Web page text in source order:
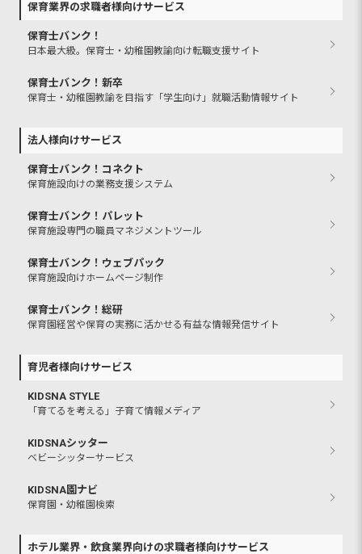
保育業界の求職者様向けサービス
保育士バンク！
日本最大級。保育士・幼稚園教諭向け転職支援サイト
保育士バンク！新卒
保育士・幼稚園教諭を目指す「学生向け」就職活動情報サイト
法人様向けサービス
保育士バンク！コネクト
保育施設向けの業務支援システム
保育士バンク！パレット
保育施設専門の職員マネジメントツール
保育士バンク！ウェブパック
保育施設向けホームページ制作
保育士バンク！総研
保育園経営や保育の実務に活かせる有益な情報発信サイト
育児者様向けサービス
KIDSNA STYLE
「育てるを考える」子育て情報メディア
KIDSNAシッター
ベビーシッターサービス
KIDSNA園ナビ
保育園・幼稚園検索
ホテル業界・飲食業界向けの求職者様向けサービス